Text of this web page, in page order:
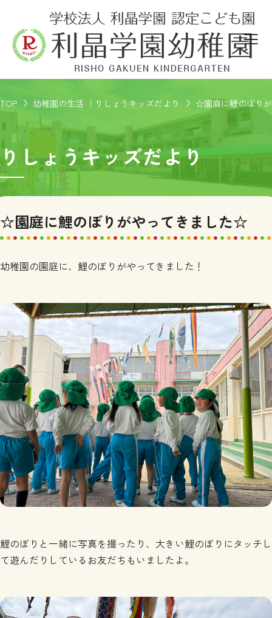
TOP 幼稚園の生活 ｜りしょうキッズだより ☆園庭に鯉のぼり
りしょうキッズだより
☆園庭に鯉のぼりがやってきました☆
幼稚園の園庭に、鯉のぼりがやってきました！
鯉のぼりと一緒に写真を撮ったり、大きい鯉のぼりにタッチし
て遊んだりしているお友だちもいましたよ。